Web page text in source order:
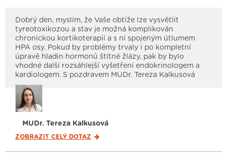
Dobrý den, myslím, že Vaše obtíže lze vysvětlit
tyreotoxikozou a stav je možná komplikován
chronickou kortikoterapií a s ní spojeným útlumem
HPA osy. Pokud by problémy trvaly i po kompletní
úpravě hladin hormonů štítné žlázy, pak by bylo
vhodné další rozsáhlejší vyšetření endokrinologem a
kardiologem. S pozdravem MUDr. Tereza Kalkusová
MUDr. Tereza Kalkusová
ZOBRAZIT CELÝ DOTAZ